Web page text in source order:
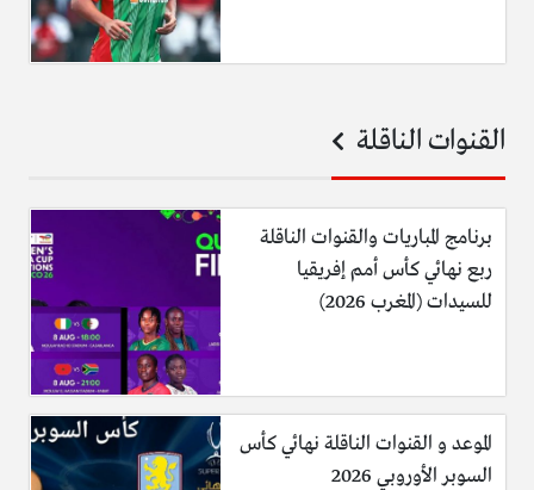
القنوات الناقلة
برنامج المباريات والقنوات الناقلة
ربع نهائي كأس أمم إفريقيا
للسيدات (المغرب 2026)
الموعد و القنوات الناقلة نهائي كأس
السوبر الأوروبي 2026